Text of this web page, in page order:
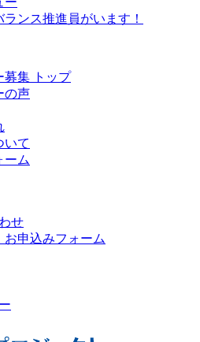
ンス推進員がいます！
募集 トップ
の声
いて
ーム
せ
お申込みフォーム